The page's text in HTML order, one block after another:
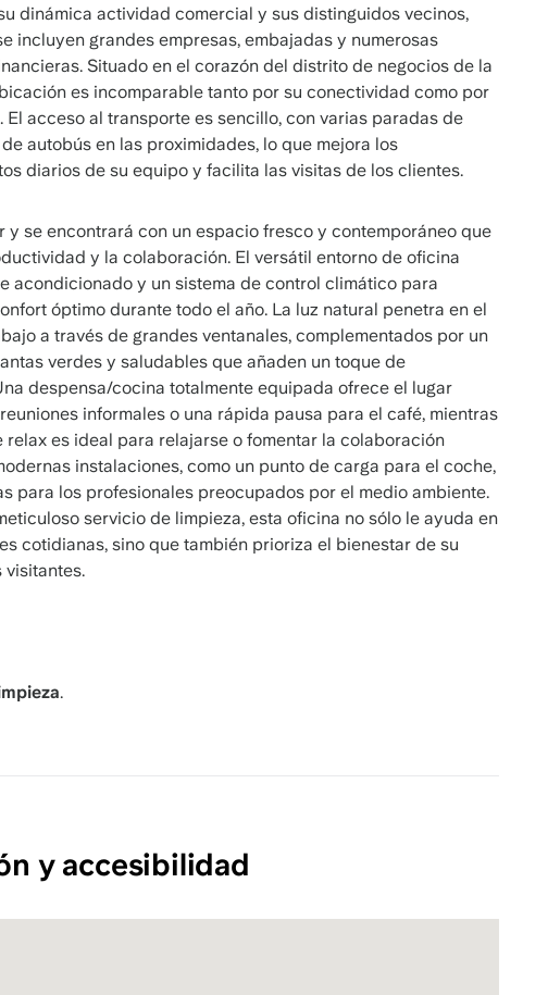
dinámica actividad comercial y sus distinguidos vecinos,
incluyen grandes empresas, embajadas y numerosas
Situado en el corazón del distrito de negocios de la
es incomparable tanto por su conectividad como por
El acceso al transporte es sencillo, con varias paradas de
autobús en las proximidades, lo que mejora los
diarios de su equipo y facilita las visitas de los clientes.
y se encontrará con un espacio fresco y contemporáneo que
y la colaboración. El versátil entorno de oficina
acondicionado y un sistema de control climático para
óptimo durante todo el año. La luz natural penetra en el
a través de grandes ventanales, complementados por un
verdes y saludables que añaden un toque de
despensa/cocina totalmente equipada ofrece el lugar
informales o una rápida pausa para el café, mientras
relax es ideal para relajarse o fomentar la colaboración
instalaciones, como un punto de carga para el coche,
para los profesionales preocupados por el medio ambiente.
servicio de limpieza, esta oficina no sólo le ayuda en
cotidianas, sino que también prioriza el bienestar de su
visitantes.
.
y accesibilidad